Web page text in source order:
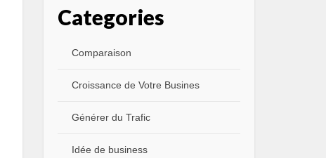
Categories
Comparaison
Croissance de Votre Busines
Générer du Trafic
Idée de business